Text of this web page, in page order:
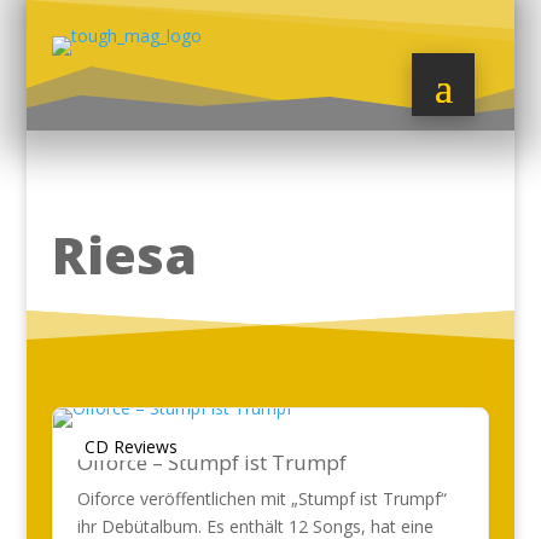
Riesa
CD Reviews
Oiforce – Stumpf ist Trumpf
Oiforce veröffentlichen mit „Stumpf ist Trumpf“
ihr Debütalbum. Es enthält 12 Songs, hat eine